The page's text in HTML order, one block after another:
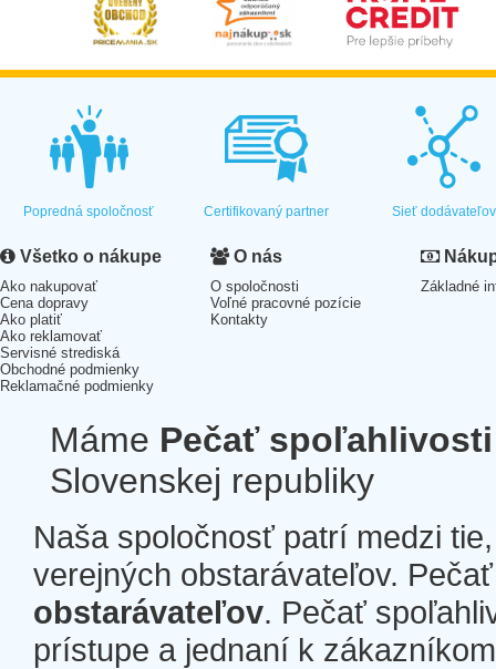
Popredná spoločnosť Certifikovaný partner Sieť dodávateľov
Všetko o nákupe
Ako nakupovať
Cena dopravy
Ako platiť
Ako reklamovať
Servisné strediská
Obchodné podmienky
Reklamačné podmienky
O nás
O spoločnosti
Voľné pracovné pozície
Kontakty
Základné
Máme Pečať spoľahlivosti
Slovenskej republiky
Naša spoločnosť patrí medzi
verejných obstarávateľov.
obstarávateľov. Pečať
prístupe a jednaní k